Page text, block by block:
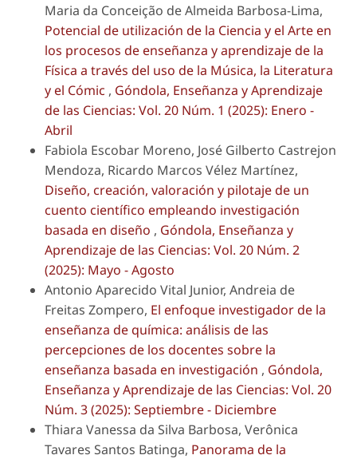
Maria da Conceição de Almeida Barbosa-Lima,
Potencial de utilización de la Ciencia y el Arte en
los procesos de enseñanza y aprendizaje de la
Física a través del uso de la Música, la Literatura
y el Cómic , Góndola, Enseñanza y Aprendizaje
de las Ciencias: Vol. 20 Núm. 1 (2025): Enero -
Abril
Fabiola Escobar Moreno, José Gilberto Castrejon
Mendoza, Ricardo Marcos Vélez Martínez,
Diseño, creación, valoración y pilotaje de un
cuento científico empleando investigación
basada en diseño , Góndola, Enseñanza y
Aprendizaje de las Ciencias: Vol. 20 Núm. 2
(2025): Mayo - Agosto
Antonio Aparecido Vital Junior, Andreia de
Freitas Zompero, El enfoque investigador de la
enseñanza de química: análisis de las
percepciones de los docentes sobre la
enseñanza basada en investigación , Góndola,
Enseñanza y Aprendizaje de las Ciencias: Vol. 20
Núm. 3 (2025): Septiembre - Diciembre
Thiara Vanessa da Silva Barbosa, Verônica
Tavares Santos Batinga, Panorama de la